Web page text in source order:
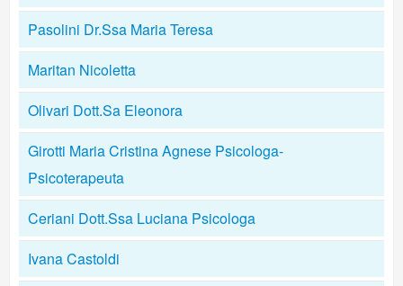
Pasolini Dr.Ssa Maria Teresa
Maritan Nicoletta
Olivari Dott.Sa Eleonora
Girotti Maria Cristina Agnese Psicologa-
Psicoterapeuta
Ceriani Dott.Ssa Luciana Psicologa
Ivana Castoldi